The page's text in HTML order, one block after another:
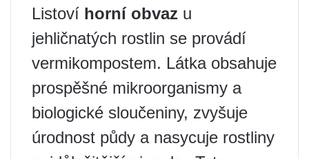
Listoví horní obvaz u
jehličnatých rostlin se provádí
vermikompostem. Látka obsahuje
prospěšné mikroorganismy a
biologické sloučeniny, zvyšuje
úrodnost půdy a nasycuje rostliny